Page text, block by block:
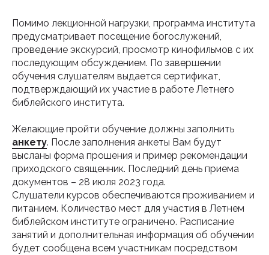
Помимо лекционной нагрузки, программа института
предусматривает посещение богослужений,
проведение экскурсий, просмотр кинофильмов с их
последующим обсуждением. По завершении
обучения слушателям выдается сертификат,
подтверждающий их участие в работе Летнего
библейского института.
Желающие пройти обучение должны заполнить
анкету. После заполнения анкеты Вам будут
высланы форма прошения и пример рекомендации
приходского священник. Последний день приема
документов – 28 июля 2023 года.
Слушатели курсов обеспечиваются проживанием и
питанием. Количество мест для участия в Летнем
библейском институте ограничено. Расписание
занятий и дополнительная информация об обучении
будет сообщена всем участникам посредством